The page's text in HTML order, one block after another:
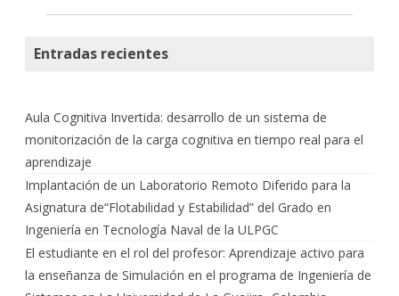
Entradas recientes
Aula Cognitiva Invertida: desarrollo de un sistema de
monitorización de la carga cognitiva en tiempo real para el
aprendizaje
Implantación de un Laboratorio Remoto Diferido para la
Asignatura de“Flotabilidad y Estabilidad” del Grado en
Ingeniería en Tecnología Naval de la ULPGC
El estudiante en el rol del profesor: Aprendizaje activo para
la enseñanza de Simulación en el programa de Ingeniería de